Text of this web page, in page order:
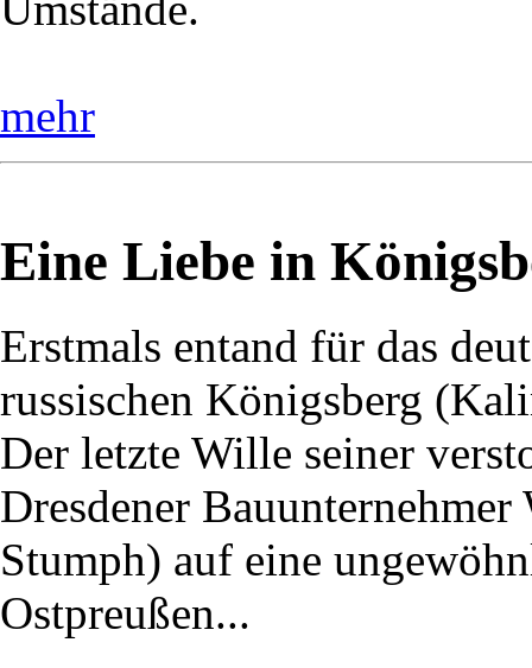
mehr
Eine Liebe in
Erstmals entand für das
russischen Königsberg
Der letzte Wille seiner
Dresdener
Stumph) auf eine
Ostpreußen...